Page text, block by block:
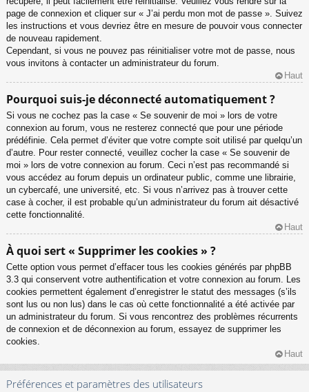
page de connexion et cliquer sur « J’ai perdu mon mot de passe ». Suivez
les instructions et vous devriez être en mesure de pouvoir vous connecter
de nouveau rapidement.
Cependant, si vous ne pouvez pas réinitialiser votre mot de passe, nous
vous invitons à contacter un administrateur du forum.
Haut
Pourquoi suis-je déconnecté automatiquement ?
Si vous ne cochez pas la case « Se souvenir de moi » lors de votre
connexion au forum, vous ne resterez connecté que pour une période
prédéfinie. Cela permet d’éviter que votre compte soit utilisé par quelqu’un
d’autre. Pour rester connecté, veuillez cocher la case « Se souvenir de
moi » lors de votre connexion au forum. Ceci n’est pas recommandé si
vous accédez au forum depuis un ordinateur public, comme une librairie,
un cybercafé, une université, etc. Si vous n’arrivez pas à trouver cette
case à cocher, il est probable qu’un administrateur du forum ait désactivé
cette fonctionnalité.
Haut
À quoi sert « Supprimer les cookies » ?
Cette option vous permet d’effacer tous les cookies générés par phpBB
3.3 qui conservent votre authentification et votre connexion au forum. Les
cookies permettent également d’enregistrer le statut des messages (s’ils
sont lus ou non lus) dans le cas où cette fonctionnalité a été activée par
un administrateur du forum. Si vous rencontrez des problèmes récurrents
de connexion et de déconnexion au forum, essayez de supprimer les
cookies.
Haut
Préférences et paramètres des utilisateurs